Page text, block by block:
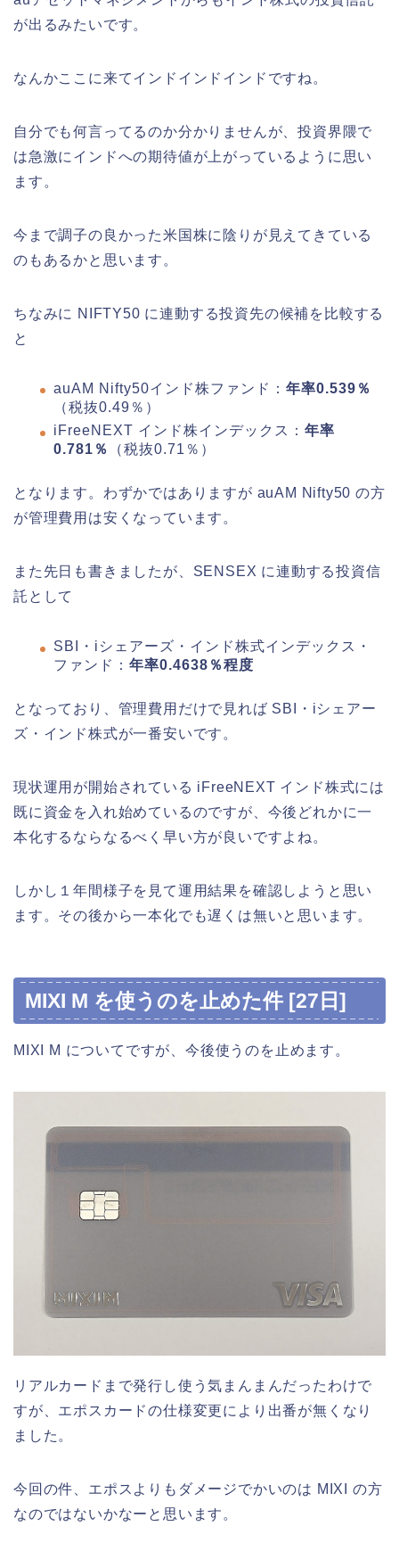
が出るみたいです。
なんかここに来てインドインドインドですね。
自分でも何言ってるのか分かりませんが、投資界隈で
は急激にインドへの期待値が上がっているように思い
ます。
今まで調子の良かった米国株に陰りが見えてきている
のもあるかと思います。
ちなみに NIFTY50 に連動する投資先の候補を比較する
と
auAM Nifty50インド株ファンド： 年率0.539％
（税抜0.49％）
iFreeNEXT インド株インデックス： 年率
0.781％
（税抜0.71％）
となります。わずかではありますが auAM Nifty50 の方
が管理費用は安くなっています。
また先日も書きましたが、SENSEX に連動する投資信
託として
SBI・iシェアーズ・インド株式インデックス・
ファンド： 年率0.4638％程度
となっており、管理費用だけで見れば SBI・iシェアー
ズ・インド株式が一番安いです。
現状運用が開始されている iFreeNEXT インド株式には
既に資金を入れ始めているのですが、今後どれかに一
本化するならなるべく早い方が良いですよね。
しかし１年間様子を見て運用結果を確認しようと思い
ます。その後から一本化でも遅くは無いと思います。
MIXI M を使うのを止めた件 [27日]
MIXI M についてですが、今後使うのを止めます。
リアルカードまで発行し使う気まんまんだったわけで
すが、エポスカードの仕様変更により出番が無くなり
ました。
今回の件、エポスよりもダメージでかいのは MIXI の方
なのではないかなーと思います。